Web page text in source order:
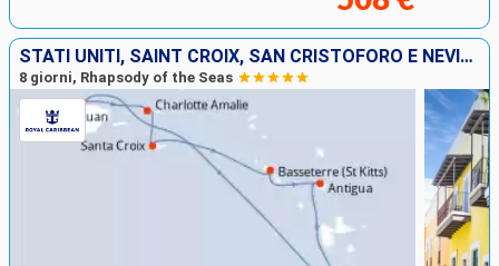
STATI UNITI, SAINT CROIX, SAN CRISTOFORO E NEVIS, ANTIGUA E BARBUDA, DOMINICA, PORTORICO
8 giorni, Rhapsody of the Seas